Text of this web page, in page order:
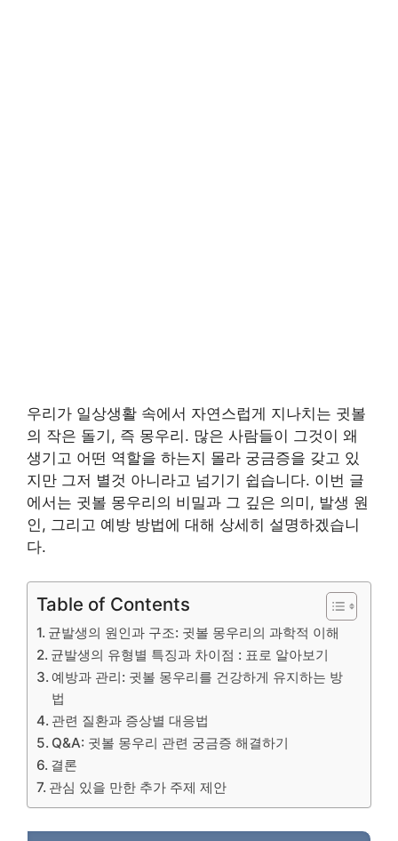
우리가 일상생활 속에서 자연스럽게 지나치는 귓볼
의 작은 돌기, 즉 몽우리. 많은 사람들이 그것이 왜
생기고 어떤 역할을 하는지 몰라 궁금증을 갖고 있
지만 그저 별것 아니라고 넘기기 쉽습니다. 이번 글
에서는 귓볼 몽우리의 비밀과 그 깊은 의미, 발생 원
인, 그리고 예방 방법에 대해 상세히 설명하겠습니
다.
Table of Contents
균발생의 원인과 구조: 귓볼 몽우리의 과학적 이해
균발생의 유형별 특징과 차이점 : 표로 알아보기
예방과 관리: 귓볼 몽우리를 건강하게 유지하는 방
법
관련 질환과 증상별 대응법
Q&A: 귓볼 몽우리 관련 궁금증 해결하기
결론
관심 있을 만한 추가 주제 제안